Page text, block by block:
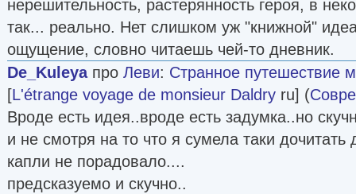
нерешительность, растерянность героя, в
так... реально. Нет слишком уж "книжной"
ощущение, словно читаешь чей-то дневник.
De_Kuleyaпро Леви: Странное путешествие
[L'étrange voyage de monsieur Daldry ru] (
Вроде есть идея..вроде есть задумка..но
и не смотря на то что я сумела таки
капли не порадовало....
предсказуемо и скучно..